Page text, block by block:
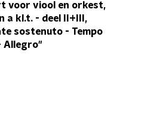
voor viool en orkest,
a kl.t. - deel II+III,
sostenuto - Tempo
Allegro"